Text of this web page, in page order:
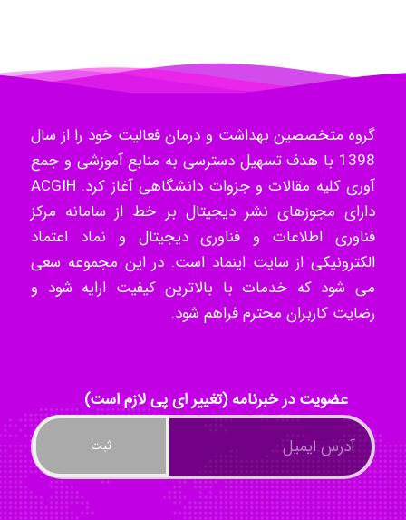
Mohammad
Tavan
akhtar shahsavandi
ayda habibnejad
Nazaninkarkon
گروه متخصصین بهداشت و درمان فعالیت خود را از سال
1398 با هدف تسهیل دسترسی به منابع آموزشی و جمع
آوری کلیه مقالات و جزوات دانشگاهی آغاز کرد. ACGIH
دارای مجوزهای نشر دیجیتال بر خط از سامانه مرکز
فناوری اطلاعات و فناوری دیجیتال و نماد اعتماد
الکترونیکی از سایت اینماد است. در این مجموعه سعی
می شود که خدمات با بالاترین کیفیت ارایه شود و
رضایت کاربران محترم فراهم شود.
عضویت در خبرنامه (تغییر ای پی لازم است)